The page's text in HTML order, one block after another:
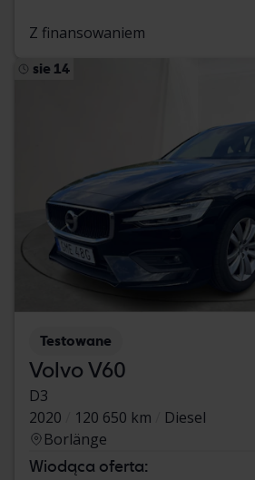
Z finansowaniem
sie 14
Testowane
Volvo V60
D3
2020
120 650 km
Diesel
Borlänge
Wiodąca oferta: